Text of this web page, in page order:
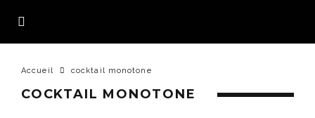
Accueil cocktail monotone
COCKTAIL MONOTONE